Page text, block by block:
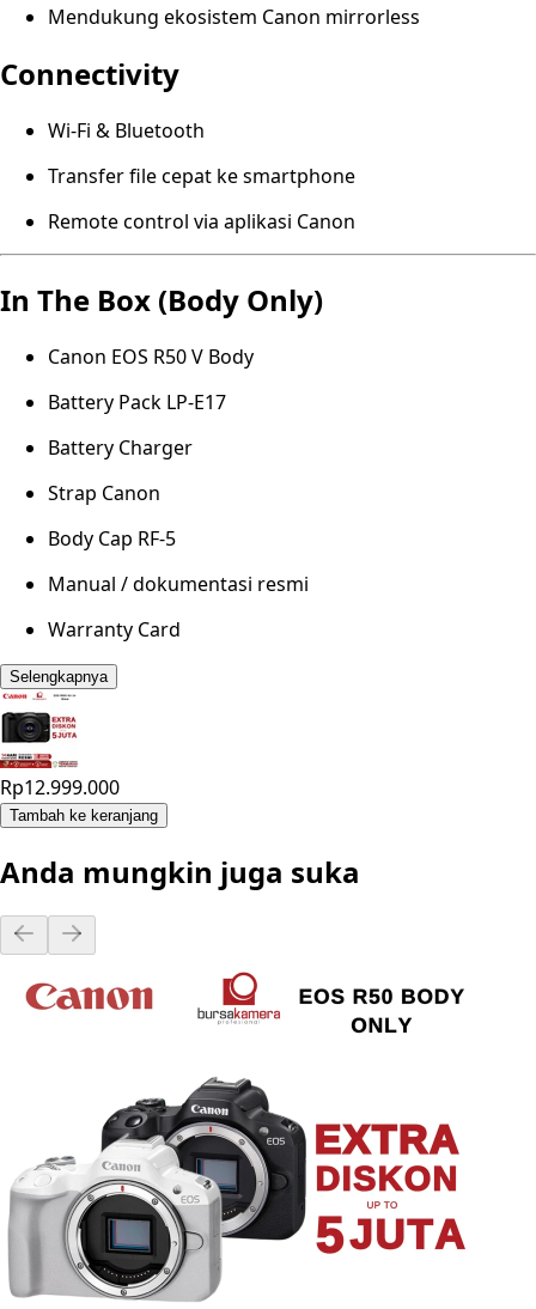
Mendukung ekosistem Canon mirrorless
Connectivity
Wi-Fi & Bluetooth
Transfer file cepat ke smartphone
Remote control via aplikasi Canon
In The Box (Body Only)
Canon EOS R50 V Body
Battery Pack LP-E17
Battery Charger
Strap Canon
Body Cap RF-5
Manual / dokumentasi resmi
Warranty Card
Selengkapnya
Rp12.999.000
Tambah ke keranjang
Anda mungkin juga suka